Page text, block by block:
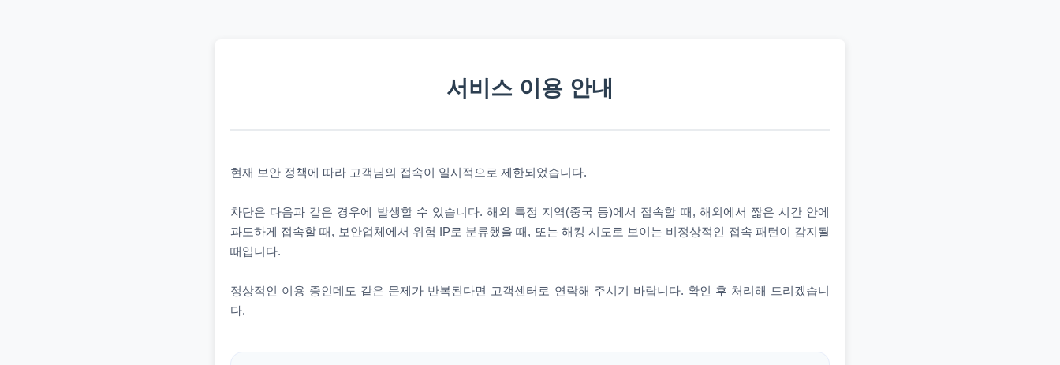
서비스 이용 안내
현재 보안 정책에 따라 고객님의 접속이 일시적으로 제한되었습니다.
차단은 다음과 같은 경우에 발생할 수 있습니다. 해외 특정 지역(중국 등)에서 접속할 때, 해외에서 짧은 시간 안에
과도하게 접속할 때, 보안업체에서 위험 IP로 분류했을 때, 또는 해킹 시도로 보이는 비정상적인 접속 패턴이 감지될
때입니다.
정상적인 이용 중인데도 같은 문제가 반복된다면 고객센터로 연락해 주시기 바랍니다. 확인 후 처리해 드리겠습니
다.